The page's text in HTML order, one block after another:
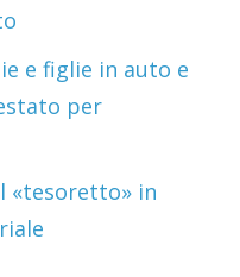
e figlie in auto e
per
«tesoretto» in